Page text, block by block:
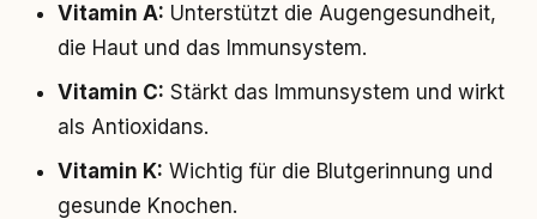
Vitamin A: Unterstützt die Augengesundheit,
die Haut und das Immunsystem.
Vitamin C: Stärkt das Immunsystem und wirkt
als Antioxidans.
Vitamin K: Wichtig für die Blutgerinnung und
gesunde Knochen.